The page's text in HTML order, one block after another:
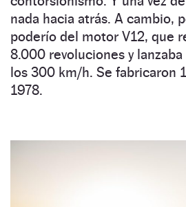
nada hacia atrás. A cambio,
poderío del motor V12, que
8.000 revoluciones y
los 300 km/h. Se fabricaron
1978.